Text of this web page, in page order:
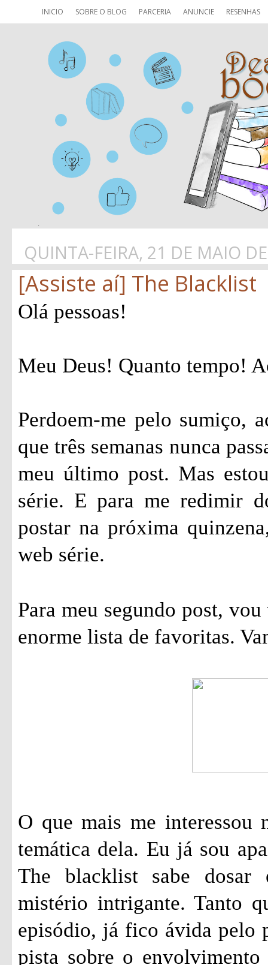
INICIO SOBRE O BLOG PARCERIA ANUNCIE RESENHAS
QUINTA-FEIRA, 21 DE MAIO
[Assiste aí] The Blacklist
Olá pessoas!
Meu Deus! Quanto tempo!
Perdoem-me pelo sumiço,
que três semanas nunca
meu último post. Mas
série. E para me redimir
postar na próxima
web série.
Para meu segundo post,
enorme lista de favoritas.
O que mais me interessou
temática dela. Eu já sou
The blacklist sabe dosar
mistério intrigante. Tanto
episódio, já fico ávida pelo
pista sobre o envolvimento